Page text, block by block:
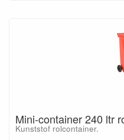
Mini-container 240 ltr
Kunststof rolcontainer.